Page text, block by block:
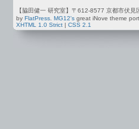
【脇田健一 研究室】〒612-8577 京都市伏
by FlatPress. MG12's great iNove theme
XHTML 1.0 Strict
CSS 2.1